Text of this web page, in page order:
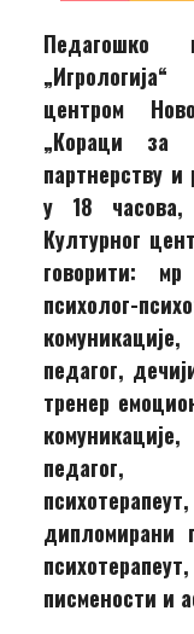
Педагошко
центром
„Кораци за
партнерству и
у 18 часовa,
Културног
говорити:
психолог-
педагог,
тренер
педагог,
дипломирани
писмености и